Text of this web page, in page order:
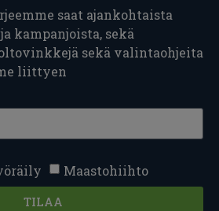
saat ajankohtaista
kampanjoista, sekä
sekä valintaohjeita
liittyen
Maastohiihto
TILAA